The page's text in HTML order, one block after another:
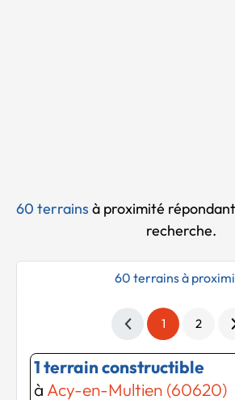
60 terrains à proximité
recherche.
60 terrains à
1 2
1 terrain constructible
à Acy-en-Multien (60620)